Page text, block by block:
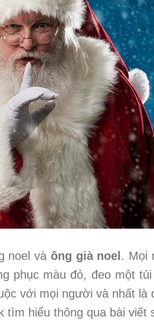
noel và ông già noel . Mọi
phục màu đỏ, đeo một
với mọi người và nhất
tìm hiểu thông qua bài viết